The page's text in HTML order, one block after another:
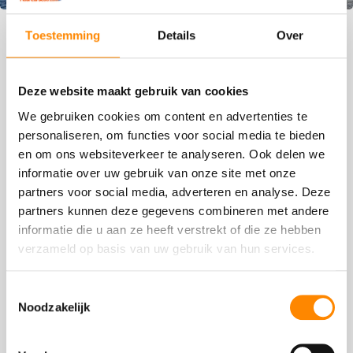
Toestemming Details Over
Deze website maakt gebruik van cookies
We gebruiken cookies om content en advertenties te
personaliseren, om functies voor social media te bieden
en om ons websiteverkeer te analyseren. Ook delen we
informatie over uw gebruik van onze site met onze
partners voor social media, adverteren en analyse. Deze
partners kunnen deze gegevens combineren met andere
informatie die u aan ze heeft verstrekt of die ze hebben
verzameld op basis van uw gebruik van hun services.
Noodzakelijk
Blogs
Betalen met Euro op Curaçao, kan dat?
eigenlijk wel?